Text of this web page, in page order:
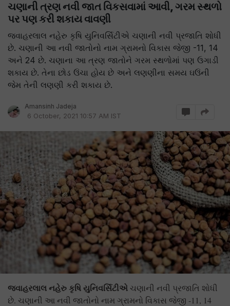
ચણાની ત્રણ નવી જાત વિકસવામાં આવી, ગરમ સ્થળો
પર પણ કરી શકાય વાવણી
જવાહરલાલ નહેરુ કૃષિ યુનિવર્સિટીએ ચણાની નવી પ્રજાતિ શોધી
છે. ચણાની આ નવી જાતોનો નામ ગ્રામનો વિકાસ જેજી -11, 14
અને 24 છે. ચણાના આ ત્રણ જાતોને ગરમ સ્થળોમાં પણ ઉગાડી
શકાય છે. તેના છોડ ઉંચા હોય છે અને લણણીના સમય ઘઉંની
જેમ તેની લણણી કરી શકાય છે.
Amansinh Jadeja
6 October, 2021 10:57 AM IST
જવાહરલાલ નહેરુ કૃષિ યુનિવર્સિટીએ ચણાની નવી પ્રજાતિ શોધી
છે. ચણાની આ નવી જાતોનો નામ ગ્રામનો વિકાસ જેજી -11, 14